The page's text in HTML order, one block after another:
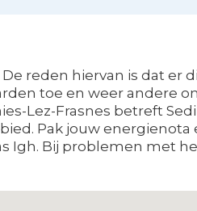
reden hiervan is dat er
toe en weer andere
Lez-Frasnes betreft
Pak jouw energienota
Igh. Bij problemen met